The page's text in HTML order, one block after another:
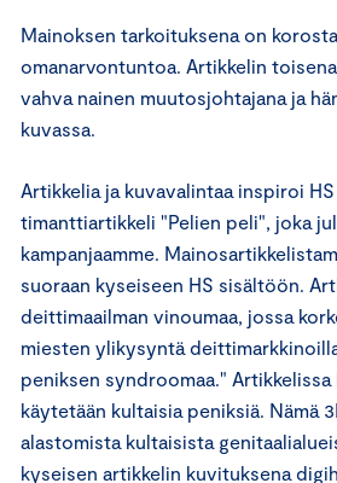
Mainoksen tarkoituksena on
omanarvontuntoa. Artikkelin
vahva nainen muutosjohtajana ja
kuvassa.
Artikkelia ja kuvavalintaa inspiroi
timanttiartikkeli "Pelien peli", joka
kampanjaamme.
suoraan kyseiseen HS sisältöön.
deittimaailman vinoumaa, jossa
miesten ylikysyntä
peniksen syndroomaa."
käytetään kultaisia peniksiä. Nämä
alastomista kultaisista
kyseisen artikkelin kuvituksena